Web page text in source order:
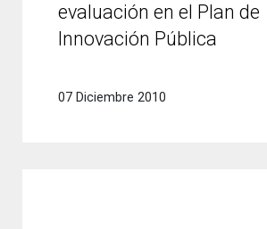
evaluación en el Plan de
Innovación Pública
07 Diciembre 2010